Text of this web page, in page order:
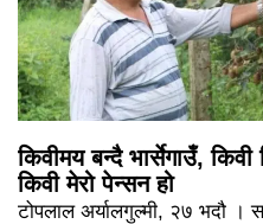
किवीमय बन्दै भार्सेगाउँ,
किवी मेरो पेन्सन हो
टोपलाल अर्यालगुल्मी, २७ भदौ ।